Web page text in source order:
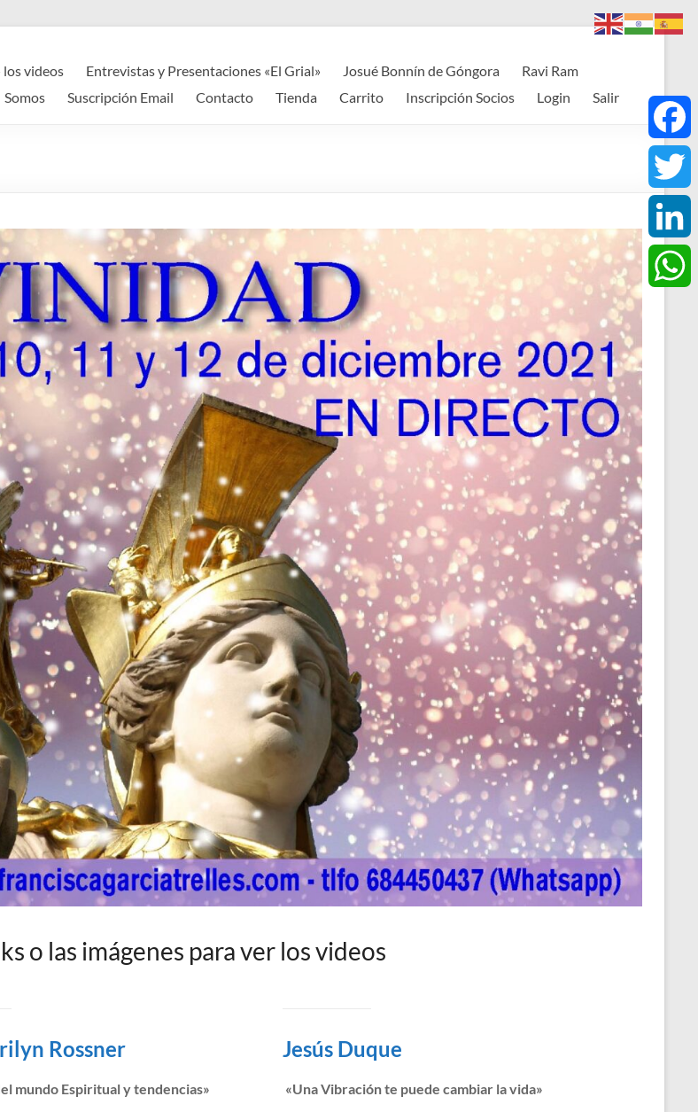
los videos Entrevistas y Presentaciones «El Grial» Josué Bonnín de Góngora
Ravi Ram
Somos Suscripción Email Contacto Tienda Carrito Inscripción Socios Login Salir
o las imágenes para ver los videos
Rossner
mundo Espiritual y tendencias»
Jesús Duque
«Una Vibración te puede cambiar la vida»
F
a
c
e
T
w
L